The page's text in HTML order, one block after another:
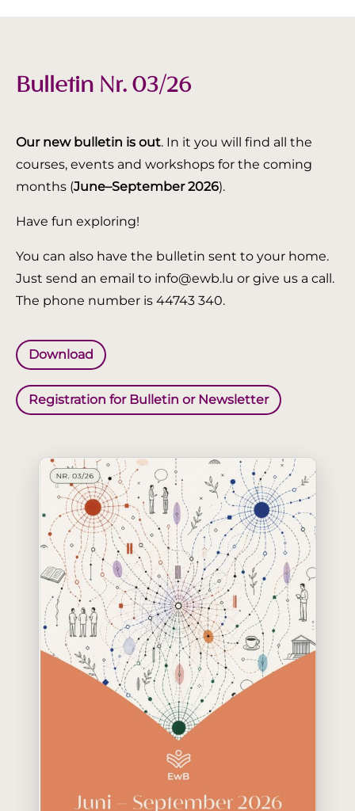
Bulletin Nr. 03/26
Our new bulletin is out. In it you will find all the
courses, events and workshops for the coming
months (June–September 2026).
Have fun exploring!
You can also have the bulletin sent to your home.
Just send an email to info@ewb.lu or give us a call.
The phone number is 44743 340.
Download
Registration for Bulletin or Newsletter